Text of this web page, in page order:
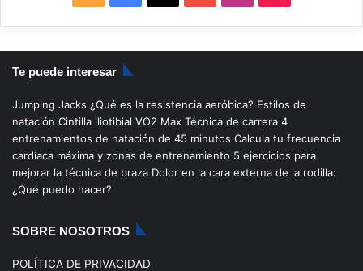
S
S
a
c
b
o
o
u
u
b
n
s
a
g
i
k
o
k
Te puede interesar
Jumping Jacks ¿Qué es la resistencia aeróbica? Estilos de
natación Cintilla iliotibial VO2 Max Técnica de carrera 4
entrenamientos de natación de 45 minutos Calcula tu frecuencia
cardíaca máxima y zonas de entrenamiento 5 ejercicios para
mejorar la técnica de braza Dolor en la cara externa de la rodilla:
¿Qué puedo hacer?
SOBRE NOSOTROS
POLÍTICA DE PRIVACIDAD